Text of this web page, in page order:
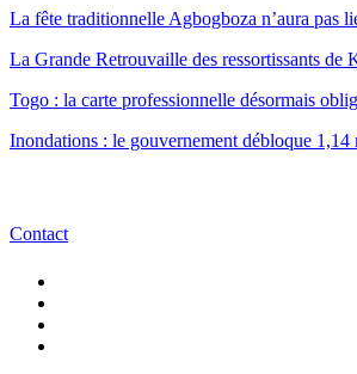
La fête traditionnelle Agbogboza n’aura pas
La Grande Retrouvaille des ressortissants
Togo : la carte professionnelle désormais
Inondations : le gouvernement débloque
Contact